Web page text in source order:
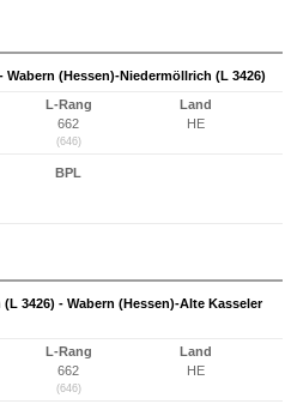
Wabern (Hessen)-Niedermöllrich (L 3426)
L-Rang
662
(646)
Land
HE
BPL
3426) - Wabern (Hessen)-Alte Kasseler
L-Rang
662
(646)
Land
HE